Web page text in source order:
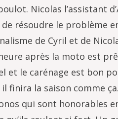
Nicolas l’assistant
résoudre le problème
de Cyril et de
après la moto est
et le carénage est bon
finira la saison comme
qui sont honorables